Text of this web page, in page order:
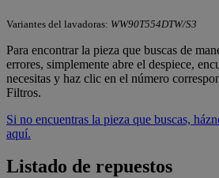
Variantes del lavadoras: WW90T554DTW/S3
Para encontrar la pieza que buscas de
errores, simplemente abre el despiece,
necesitas y haz clic en el número
Filtros.
Si no encuentras la pieza que buscas,
aquí.
Listado de repuestos